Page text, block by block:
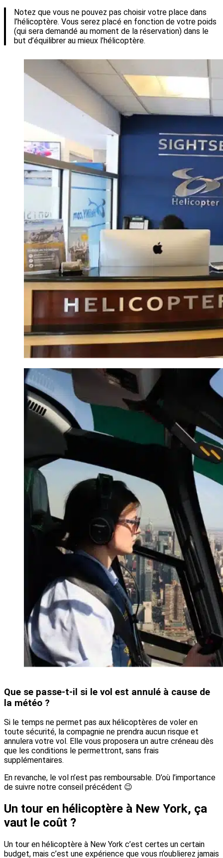
Notez que vous ne pouvez pas choisir votre place dans
l’hélicoptère. Vous serez placé en fonction de votre poids
(qui sera demandé au moment de la réservation) dans le
but d’équilibrer au mieux l’hélicoptère.
Que se passe-t-il si le vol est annulé à cause de
la météo ?
Si le temps ne permet pas aux hélicoptères de voler en
toute sécurité, la compagnie ne prendra aucun risque et
annulera votre vol. Elle vous proposera un autre créneau dès
que les conditions le permettront, sans frais
supplémentaires.
En revanche, le vol n’est pas remboursable. D’où l’importance
de suivre notre conseil précédent 😉
Un tour en hélicoptère à New York, ça
vaut le coût ?
Un tour en hélicoptère à New York c’est certes un certain
budget, mais c’est une expérience que vous n’oublierez jamais